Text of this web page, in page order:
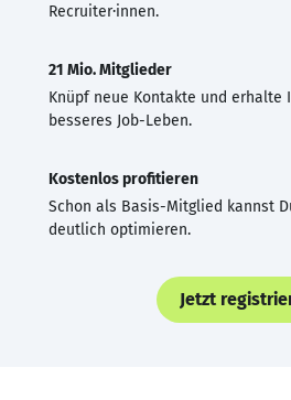
Recruiter·innen.
21 Mio. Mitglieder
Knüpf neue Kontakte und erhalte
besseres Job-Leben.
Kostenlos profitieren
Schon als Basis-Mitglied kannst
deutlich optimieren.
Jetzt